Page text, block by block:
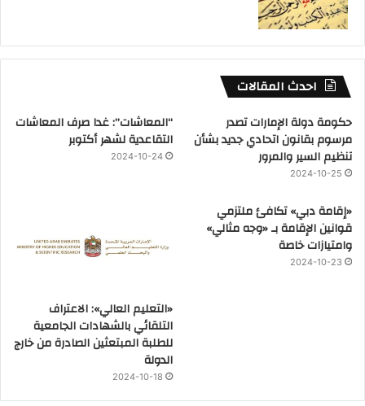
احدث المقالات
حكومة دولة الإمارات تصدر
مرسوم بقانون اتحادي جديد بشأن
تنظيم السير والمرور
2024-10-25
“المعاشات”: غدا صرف المعاشات
التقاعدية لشهر أكتوبر
2024-10-24
«إقامة دبي» تكافئ ملتزمي
قوانين الإقامة بـ «وجه مثالي»
وامتيازات خاصة
2024-10-23
«التعليم العالي»: الاعتراف
التلقائي بالشهادات الجامعية
للطلبة المبتعثين الصادرة من خارج
الدولة
2024-10-18